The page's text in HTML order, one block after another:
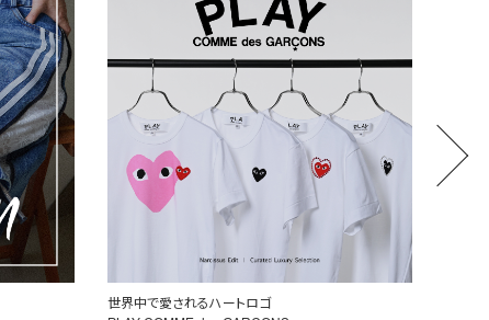
世界中で愛されるハートロゴ